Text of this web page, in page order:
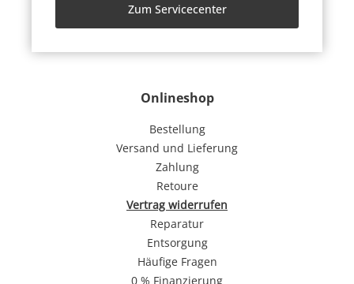
Onlineshop
Bestellung
Versand und Lieferung
Zahlung
Retoure
Vertrag widerrufen
Reparatur
Entsorgung
Häufige Fragen
0 % Finanzierung
Zum Servicecenter